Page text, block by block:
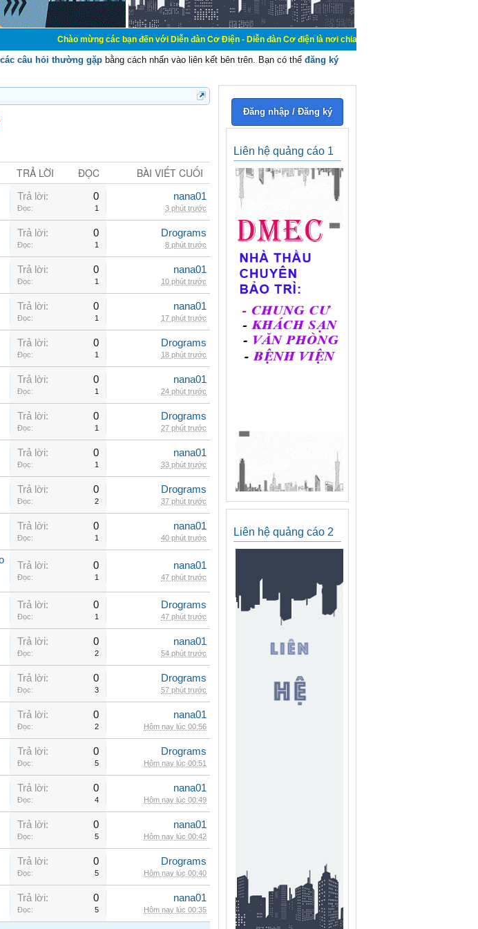
Chào mừng các bạn đến với Diễn đàn Cơ Điện - Diễn đàn Cơ điện là nơi chia sẽ kiến thức kinh nghiệm trong lãnh
các câu hỏi thường gặp bằng cách nhấn vào liên kết bên trên. Bạn có thể đăng ký
TRẢ LỜI ĐỌC BÀI VIẾT CUỐI
Trả lời: 0
Đọc: 1
nana01
3 phút trước
Trả lời: 0
Đọc: 1
Drograms
8 phút trước
Trả lời: 0
Đọc: 1
nana01
10 phút trước
Trả lời: 0
Đọc: 1
nana01
17 phút trước
Trả lời: 0
Đọc: 1
Drograms
18 phút trước
Trả lời: 0
Đọc: 1
nana01
24 phút trước
Trả lời: 0
Đọc: 1
Drograms
27 phút trước
Trả lời: 0
Đọc: 1
nana01
33 phút trước
Trả lời: 0
Đọc: 2
Drograms
37 phút trước
Trả lời: 0
Đọc: 1
nana01
40 phút trước
Trả lời: 0
Đọc: 1
nana01
47 phút trước
Trả lời: 0
Đọc: 1
Drograms
47 phút trước
Trả lời: 0
Đọc: 2
nana01
54 phút trước
Trả lời: 0
Đọc: 3
Drograms
57 phút trước
Trả lời: 0
Đọc: 2
nana01
Hôm nay lúc 00:56
Trả lời: 0
Đọc: 5
Drograms
Hôm nay lúc 00:51
Trả lời: 0
Đọc: 4
nana01
Hôm nay lúc 00:49
Trả lời: 0
Đọc: 5
nana01
Hôm nay lúc 00:42
Trả lời: 0
Đọc: 5
Drograms
Hôm nay lúc 00:40
Trả lời: 0
Đọc: 5
nana01
Hôm nay lúc 00:35
Đăng nhập / Đăng ký
Liên hệ quảng cáo 1
Liên hệ quảng cáo 2